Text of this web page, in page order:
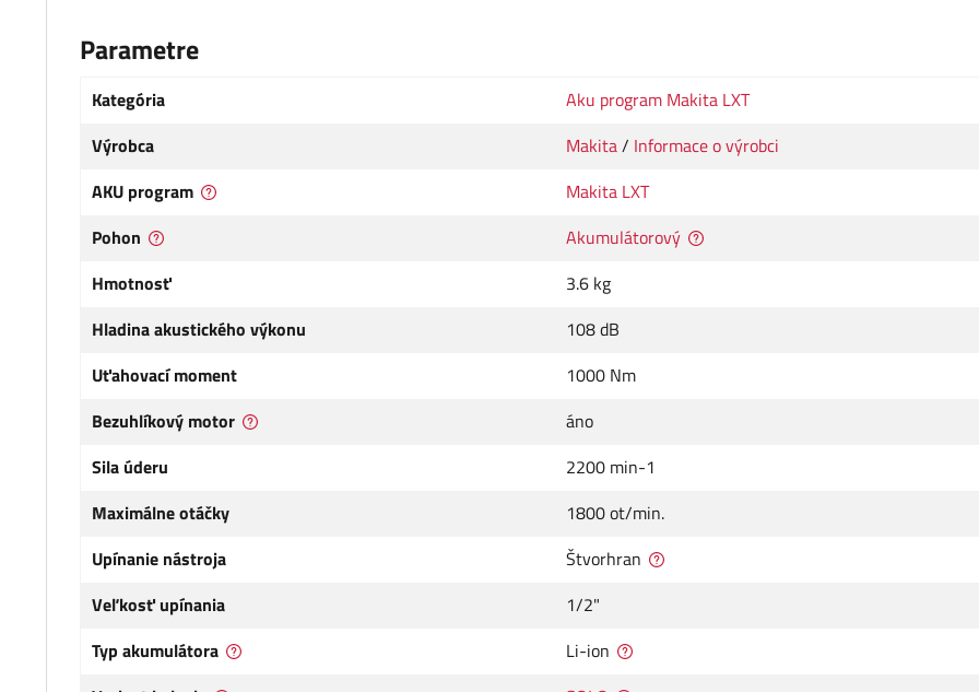
Parametre
Kategória
Aku program Makita LXT
Výrobca
Makita/ Informace o výrobci
AKU program
Makita LXT
Pohon
Akumulátorový
Hmotnosť
3.6 kg
Hladina akustického výkonu
108 dB
Uťahovací moment
1000 Nm
Bezuhlíkový motor
áno
Sila úderu
2200 min-1
Maximálne otáčky
1800 ot/min.
Upínanie nástroja
Štvorhran
Veľkosť upínania
1/2"
Typ akumulátora
Li-ion